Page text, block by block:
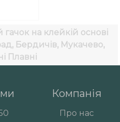
на клейкій основі
Бердичів, Мукачево,
Плавні
Компанія
Про нас